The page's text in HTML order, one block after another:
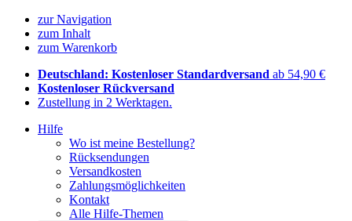
zur Navigation
zum Inhalt
zum Warenkorb
Deutschland: Kostenloser Standardversand ab 54,90 €
Kostenloser Rückversand
Zustellung in 2 Werktagen.
Hilfe
Wo ist meine Bestellung?
Rücksendungen
Versandkosten
Zahlungsmöglichkeiten
Kontakt
Alle Hilfe-Themen